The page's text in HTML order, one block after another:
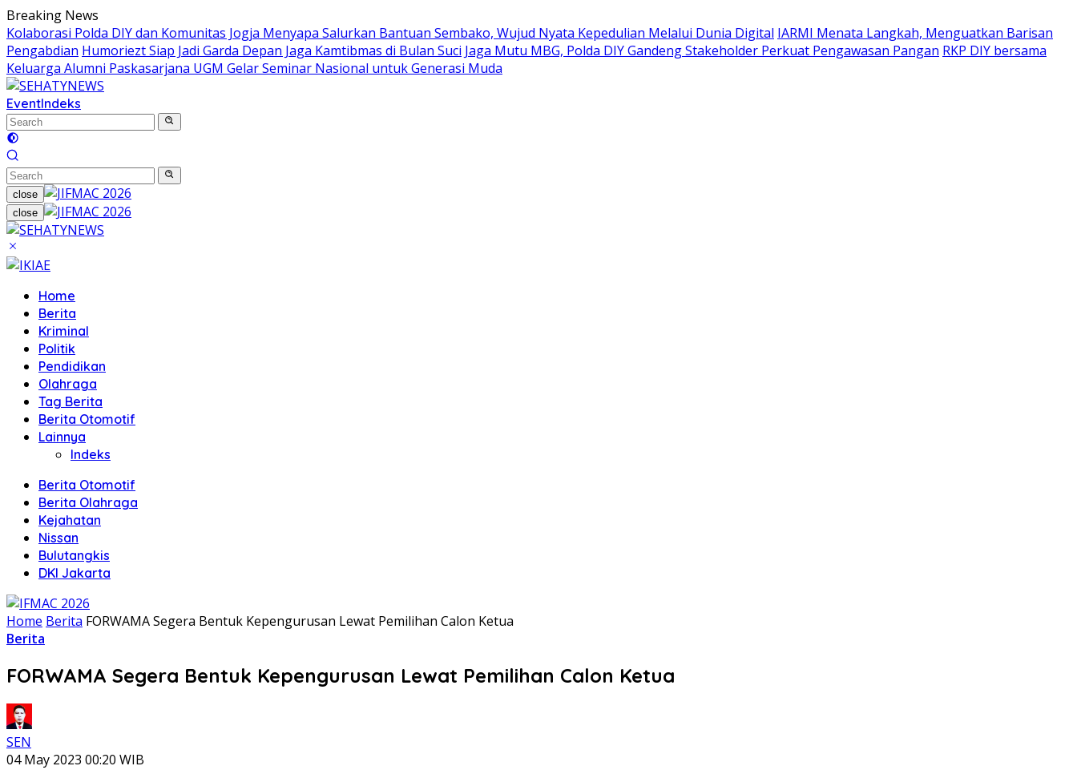
Skip
to
content
Breaking News
Kolaborasi Polda DIY dan Komunitas Jogja Menyapa Salurkan Bantuan Sembako, Wujud Nyata Kepedulian Melalui Dunia Digital IARMI Menata Langkah, Menguatkan Barisan
Pengabdian Humoriezt Siap Jadi Garda Depan Jaga Kamtibmas di Bulan Suci Jaga Mutu MBG, Polda DIY Gandeng Stakeholder Perkuat Pengawasan Pangan RKP DIY bersama
Keluarga Alumni Paskasarjana UGM Gelar Seminar Nasional untuk Generasi Muda
EventIndeks
close
close
Home
Berita
Kriminal
Politik
Pendidikan
Olahraga
Tag Berita
Berita Otomotif
Lainnya
Indeks
Berita Otomotif
Berita Olahraga
Kejahatan
Nissan
Bulutangkis
DKI Jakarta
Home Berita FORWAMA Segera Bentuk Kepengurusan Lewat Pemilihan Calon Ketua
Berita
FORWAMA Segera Bentuk Kepengurusan Lewat Pemilihan Calon Ketua
SEN
04 May 2023 00:20 WIB